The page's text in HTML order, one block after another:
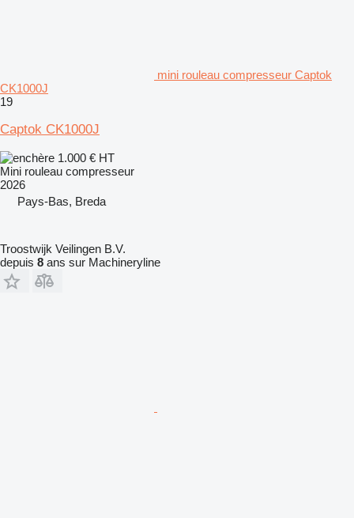
mini rouleau compresseur Captok
CK1000J
19
Captok CK1000J
1.000 € HT
Mini rouleau compresseur
2026
Pays-Bas, Breda
Troostwijk Veilingen B.V.
depuis 8 ans sur Machineryline